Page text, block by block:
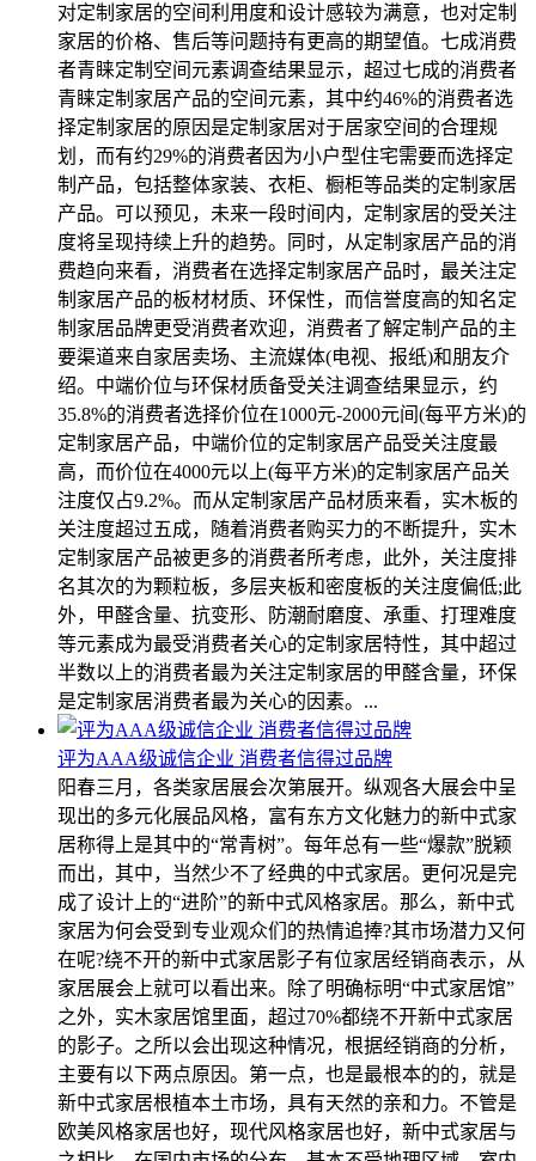
对定制家居的空间利用度和设计感较为满意，也对定制
家居的价格、售后等问题持有更高的期望值。七成消费
者青睐定制空间元素调查结果显示，超过七成的消费者
青睐定制家居产品的空间元素，其中约46%的消费者选
择定制家居的原因是定制家居对于居家空间的合理规
划，而有约29%的消费者因为小户型住宅需要而选择定
制产品，包括整体家装、衣柜、橱柜等品类的定制家居
产品。可以预见，未来一段时间内，定制家居的受关注
度将呈现持续上升的趋势。同时，从定制家居产品的消
费趋向来看，消费者在选择定制家居产品时，最关注定
制家居产品的板材材质、环保性，而信誉度高的知名定
制家居品牌更受消费者欢迎，消费者了解定制产品的主
要渠道来自家居卖场、主流媒体(电视、报纸)和朋友介
绍。中端价位与环保材质备受关注调查结果显示，约
35.8%的消费者选择价位在1000元-2000元间(每平方米)的
定制家居产品，中端价位的定制家居产品受关注度最
高，而价位在4000元以上(每平方米)的定制家居产品关
注度仅占9.2%。而从定制家居产品材质来看，实木板的
关注度超过五成，随着消费者购买力的不断提升，实木
定制家居产品被更多的消费者所考虑，此外，关注度排
名其次的为颗粒板，多层夹板和密度板的关注度偏低;此
外，甲醛含量、抗变形、防潮耐磨度、承重、打理难度
等元素成为最受消费者关心的定制家居特性，其中超过
半数以上的消费者最为关注定制家居的甲醛含量，环保
是定制家居消费者最为关心的因素。...
评为AAA级诚信企业 消费者信得过品牌
阳春三月，各类家居展会次第展开。纵观各大展会中呈
现出的多元化展品风格，富有东方文化魅力的新中式家
居称得上是其中的“常青树”。每年总有一些“爆款”脱颖
而出，其中，当然少不了经典的中式家居。更何况是完
成了设计上的“进阶”的新中式风格家居。那么，新中式
家居为何会受到专业观众们的热情追捧?其市场潜力又何
在呢?绕不开的新中式家居影子有位家居经销商表示，从
家居展会上就可以看出来。除了明确标明“中式家居馆”
之外，实木家居馆里面，超过70%都绕不开新中式家居
的影子。之所以会出现这种情况，根据经销商的分析，
主要有以下两点原因。第一点，也是最根本的的，就是
新中式家居根植本土市场，具有天然的亲和力。不管是
欧美风格家居也好，现代风格家居也好，新中式家居与